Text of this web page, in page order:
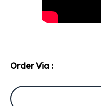
Order Via :